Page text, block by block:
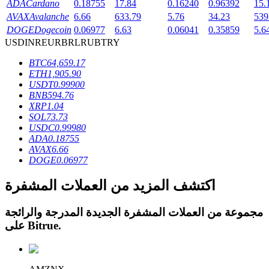
القروض
خدمة الاقتراض المدعومة بالعملات المشفرة
ADACardano 0.18755 17.84 0.16240 0.96392
AVAXAvalanche 6.66 633.79 5.76 34.23
DOGEDogecoin 0.06977 6.63 0.06041 0.35859
USDINREURBRLRUBTRY
BTC64,659.17
ETH1,905.90
USDT0.99900
BNB594.76
XRP1.04
SOL73.73
USDC0.99980
ADA0.18755
AVAX6.66
DOGE0.06977
اكتشف المزيد من العملات المشفرة
مجموعة من العملات المشفرة الجديدة المدرجة والرائجة
Bitrue.